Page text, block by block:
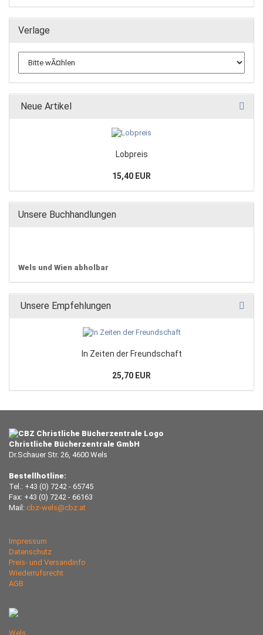
Verlage
Neue Artikel
Lobpreis
15,40 EUR
Unsere Buchhandlungen
Wels und Wien abholbar
Unsere Empfehlungen
In Zeiten der Freundschaft
25,70 EUR
Christliche Bücherzentrale GmbH
Dr.Schauer Str. 26, 4600 Wels
Bestellhotline:
Tel.: +43 (0) 7242 - 65745
Fax: +43 (0) 7242 - 66163
Mail: cbz-wels@cbz.at
Impressum
Datenschutz
Preis- und Versandinfo
Wiederrufsrecht
AGB
Wels